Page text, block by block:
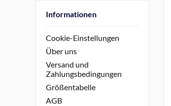
Informationen
Cookie-Einstellungen
Über uns
Versand und
Zahlungsbedingungen
Größentabelle
AGB